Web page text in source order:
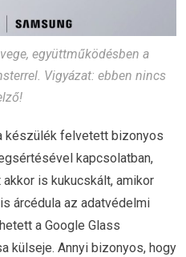
együttműködésben a
Vigyázat: ebben nincs
készülék felvetett bizonyos
kapcsolatban,
is kukucskált, amikor
árcédula az adatvédelmi
a Google Glass
külseje. Annyi bizonyos, hogy